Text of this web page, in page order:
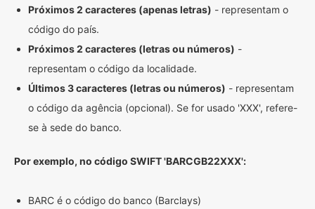
Próximos 2 caracteres (apenas letras) - representam o
código do país.
Próximos 2 caracteres (letras ou números) -
representam o código da localidade.
Últimos 3 caracteres (letras ou números) - representam
o código da agência (opcional). Se for usado 'XXX', refere-
se à sede do banco.
Por exemplo, no código SWIFT 'BARCGB22XXX':
BARC é o código do banco (Barclays)